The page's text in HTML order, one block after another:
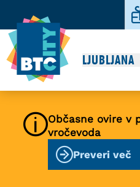
LJUBLJANA
Občasne ovire v
vročevoda
Preveri več